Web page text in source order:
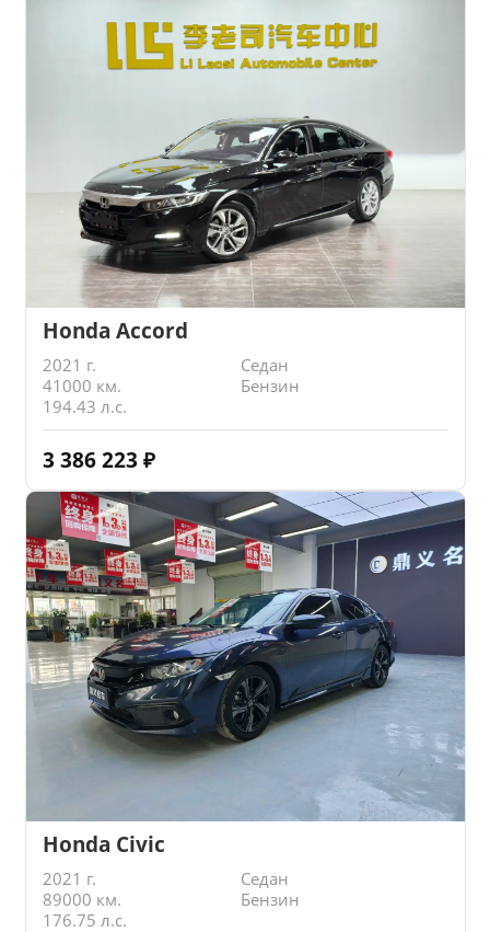
Honda Accord
2021 г.
Седан
41000 км.
Бензин
194.43 л.с.
3 386 223 ₽
Honda Civic
2021 г.
Седан
89000 км.
Бензин
176.75 л.с.